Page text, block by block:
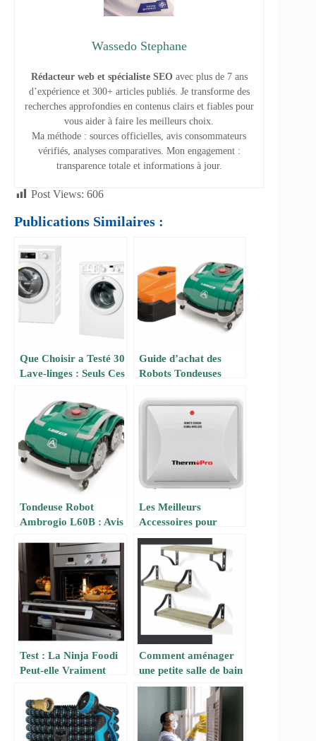
Wassedo Stephane
Rédacteur web et spécialiste SEOavec plus de 7 ans
d’expérience et 300+ articles publiés. Je transforme des
recherches approfondies en contenus clairs et fiables pour
vous aider à faire les meilleurs choix.
Ma méthode : sources officielles, avis consommateurs
vérifiés, analyses comparatives. Mon engagement :
transparence totale et informations à jour.
Post Views: 606
Publications Similaires :
Que Choisir a Testé 30
Lave-linges : Seuls Ces
Coup (Liste 2025)
Guide d’achat des
Robots Tondeuses
Meilleurs Modèles
(Amazon France)
Tondeuse Robot
Ambrogio L60B : Avis
d’Expérience (2025)
Les Meilleurs
Accessoires pour
Pompe à Chaleur de
Piscine Hors Sol 30m³
: Optimisez
Performance &
Économies
Test : La Ninja Foodi
Peut-elle Vraiment
? Notre Expérience
Sur 1 Mois
Comment aménager
une petite salle de bain
: Astuces pour
maximiser l’espace